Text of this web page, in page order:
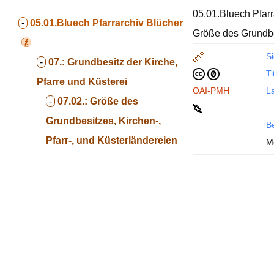
- 05.01.Bluech Pfarrarchiv Blücher
- 07.: Grundbesitz der Kirche,
Pfarre und Küsterei
- 07.02.: Größe des
Grundbesitzes, Kirchen-,
Pfarr-, und Küsterländereien
05.01.Bluech
Größe des
OAI-PMH